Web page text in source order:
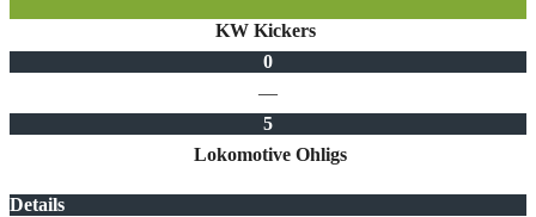
KW Kickers
0
—
5
Lokomotive Ohligs
Details